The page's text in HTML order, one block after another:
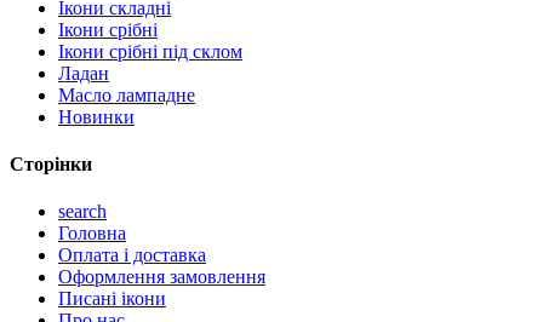
Ікони складні
Ікони срібні
Ікони срібні під склом
Ладан
Масло лампадне
Новинки
Сторінки
search
Головна
Оплата і доставка
Оформлення замовлення
Писані ікони